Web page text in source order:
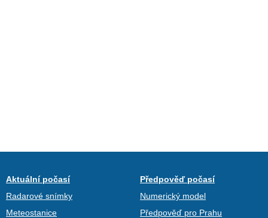
Aktuální počasí
Radarové snímky
Meteostanice
Předpověď počasí
Numerický model
Předpověď pro Prahu